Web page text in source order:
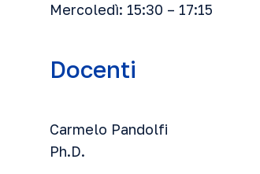
Mercoledì: 15:30 – 17:15
Docenti
Carmelo Pandolfi
Ph.D.